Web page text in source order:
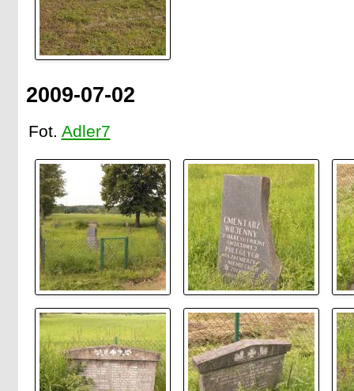
2009-07-02
Fot. Adler7